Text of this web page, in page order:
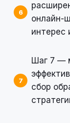
онлайн-
интерес
Шаг 7 —
сбор